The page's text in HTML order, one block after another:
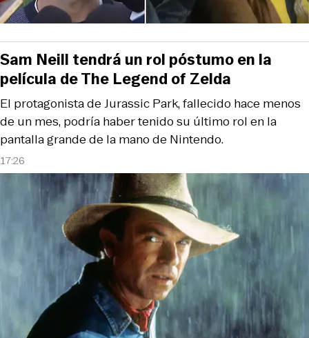
17:26
El protagonista de Jurassic Park, fallecido hace menos
de un mes, podría haber tenido su último rol en la
pantalla grande de la mano de Nintendo.
Sam Neill tendrá un rol póstumo en la
película de The Legend of Zelda